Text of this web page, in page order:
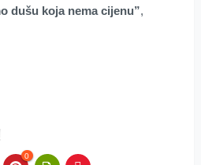
dušu koja nema cijenu”,
0